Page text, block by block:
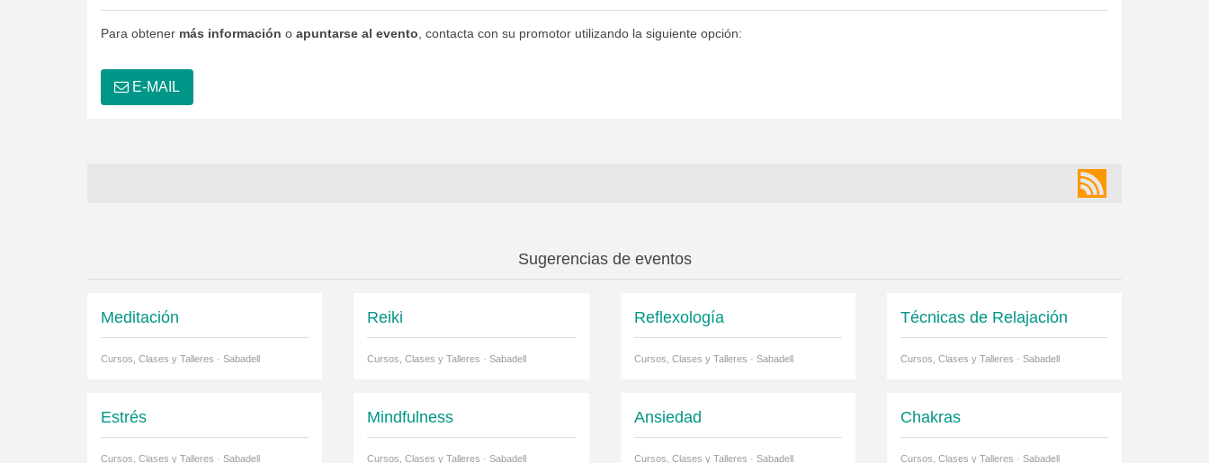
Para obtener más información o apuntarse al evento , contacta con su promotor utilizando la siguiente opción:
E-MAIL
Sugerencias de eventos
Meditación
Cursos, Clases y Talleres · Sabadell
Reiki
Cursos, Clases y Talleres · Sabadell
Reflexología
Cursos, Clases y Talleres · Sabadell
Técnicas de Relajación
Cursos, Clases y Talleres · Sabadell
Estrés
Cursos, Clases y Talleres · Sabadell
Mindfulness
Cursos, Clases y Talleres · Sabadell
Ansiedad
Cursos, Clases y Talleres · Sabadell
Chakras
Cursos, Clases y Talleres · Sabadell